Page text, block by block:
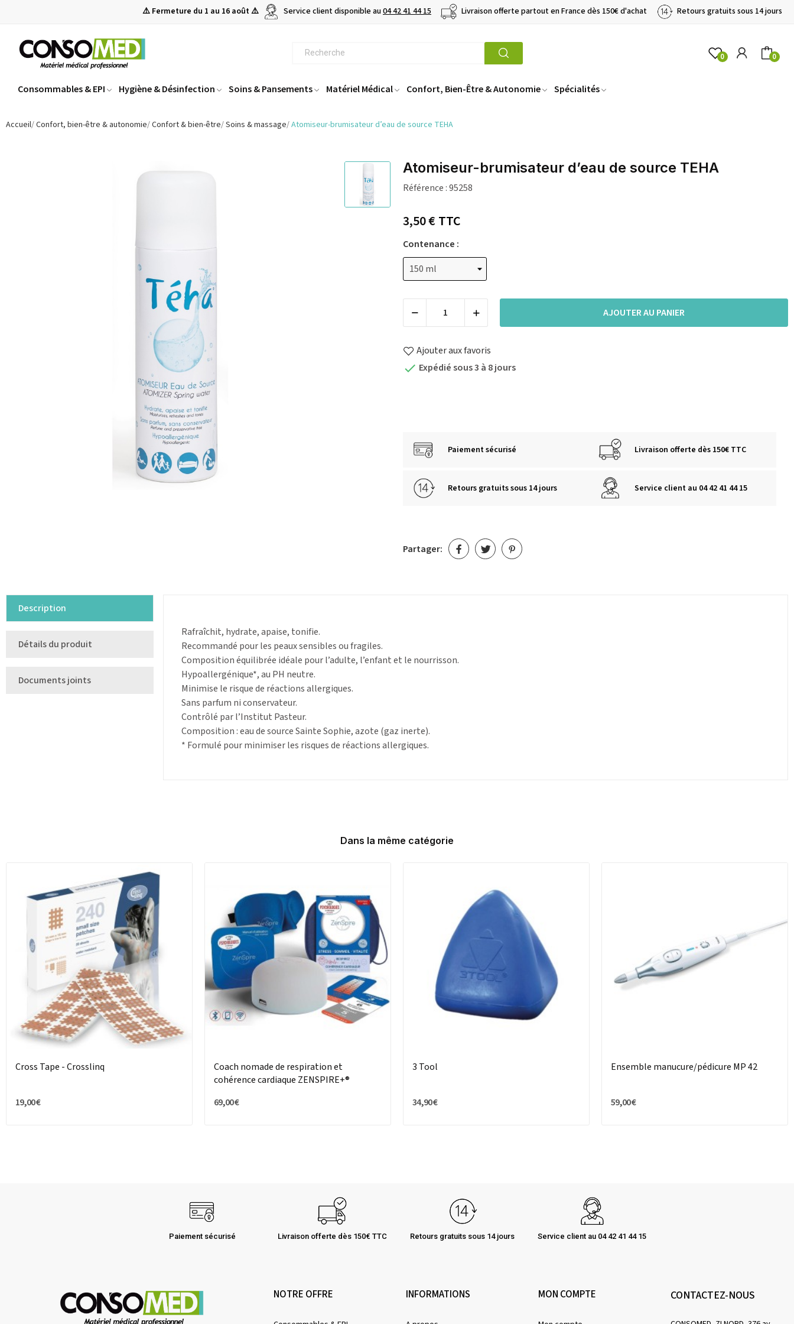
⚠️ Fermeture du 1 au 16 août ⚠️ Service client disponible au04 42 41 44 15 Livraison offerte partout en France dès 150€ d'achat Retours gratuits sous 14 jours
0 0
Consommables & EPI Hygiène & Désinfection Soins & Pansements Matériel Médical Confort, Bien-Être & Autonomie Spécialités
Accueil Confort, bien-être & autonomie Confort & bien-être Soins & massage Atomiseur-brumisateur d’eau de source TEHA
Atomiseur-brumisateur d’eau de source TEHA
Référence :95258
3,50 €TTC
Contenance :
AJOUTER AU PANIER
Ajouter aux favoris
 Expédié sous 3 à 8 jours
Paiement sécurisé Livraison offerte dès 150€ TTC
Retours gratuits sous 14 jours Service client au 04 42 41 44 15
Partager:
Description
Détails du produit
Documents joints
Rafraîchit, hydrate, apaise, tonifie.
Recommandé pour les peaux sensibles ou fragiles.
Composition équilibrée idéale pour l’adulte, l’enfant et le nourrisson.
Hypoallergénique*, au PH neutre.
Minimise le risque de réactions allergiques.
Sans parfum ni conservateur.
Contrôlé par l’Institut Pasteur.
Composition : eau de source Sainte Sophie, azote (gaz inerte).
* Formulé pour minimiser les risques de réactions allergiques.
Dans la même catégorie
Cross Tape - Crosslinq
19,00 €
Coach nomade de respiration et
cohérence cardiaque ZENSPIRE+®
69,00 €
3 Tool
34,90 €
Ensemble manucure/pédicure MP 42
59,00 €
Paiement sécurisé Livraison offerte dès 150€ TTC Retours gratuits sous 14 jours Service client au 04 42 41 44 15
NOTRE OFFRE INFORMATIONS MON COMPTE CONTACTEZ-NOUS